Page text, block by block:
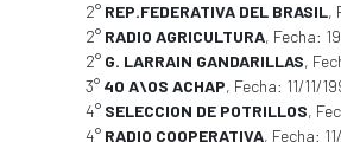
2° REP.FEDERATIVA DEL BRASIL,
2° RADIO AGRICULTURA, Fecha:
2° G. LARRAIN GANDARILLAS,
3° 40 A\OS ACHAP, Fecha: 11/11/
4° SELECCION DE POTRILLOS,
4° RADIO COOPERATIVA, Fecha: